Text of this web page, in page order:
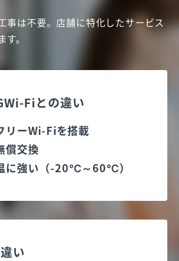
事は不要。店舗に特化したサービス
。
Fiとの違い
リーWi-Fiを搭載
償交換
に強い（-20℃～60℃）
い